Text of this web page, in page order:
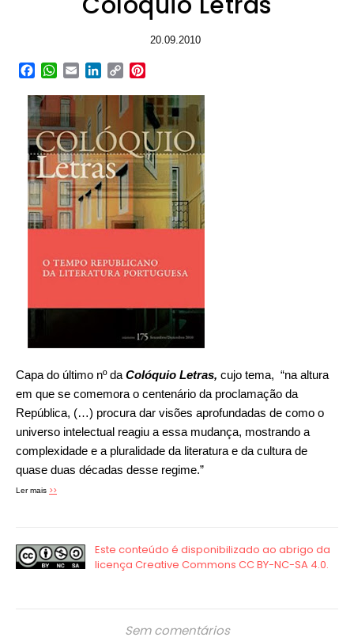
20.09.2010
Facebook
WhatsApp
EmailLinkedIn
Copy
Capa do último nº da Colóquio Letras, cujo tema, “na altura
em que se comemora o centenário da proclamação da
República, (…) procura dar visões aprofundadas de como o
universo intelectual reagiu a essa mudança, mostrando a
complexidade e a pluralidade da literatura e da cultura de
quase duas décadas desse regime.”
Ler mais >>
Sem comentários